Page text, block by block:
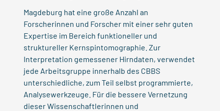
Magdeburg hat eine große Anzahl an
Forscherinnen und Forscher mit einer sehr guten
Expertise im Bereich funktioneller und
struktureller Kernspintomographie. Zur
Interpretation gemessener Hirndaten, verwendet
jede Arbeitsgruppe innerhalb des CBBS
unterschiedliche, zum Teil selbst programmierte,
Analysewerkzeuge. Für die bessere Vernetzung
dieser Wissenschaftlerinnen und